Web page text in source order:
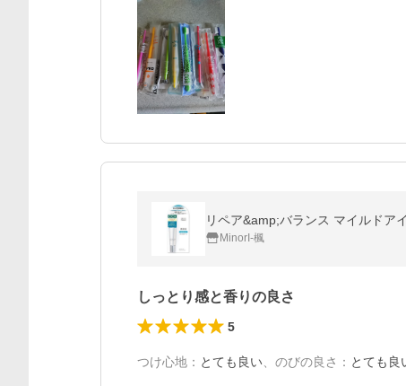
リペア&amp;バランス マイルドア
MinorI-楓
しっとり感と香りの良さ
5
つけ心地 ： とても良い のびの良さ ： とても良